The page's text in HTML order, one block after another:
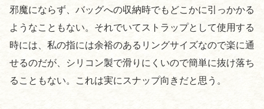
邪魔にならず、バッグへの収納時でもどこかに引っかかる
ようなこともない。それでいてストラップとして使用する
時には、私の指には余裕のあるリングサイズなので楽に通
せるのだが、シリコン製で滑りにくいので簡単に抜け落ち
ることもない。これは実にスナップ向きだと思う。